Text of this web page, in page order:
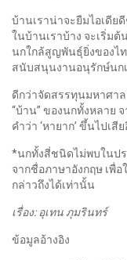
บ้านเราน่าจะยืมไอเดี
ในบ้านเราบ้าง จะเริ่มต้
นกใกล้สูญพันธุ์ยิ่งของไ
สนับสนุนงานอนุรักษ์นก
ดีกว่าจัดสรรทุนมหาศา
“บ้าน” ของนกทั้งหลาย
คำว่า ‘หายาก’ ขึ้นไปเสี
*นกทั้งสี่ชนิดไม่พบในป
จากชื่อภาษาอังกฤษ เพื่
กล่าวถึงได้เท่านั้น
เรื่อง: อุเทน ภุมรินทร์
ข้อมูลอ้างอิง